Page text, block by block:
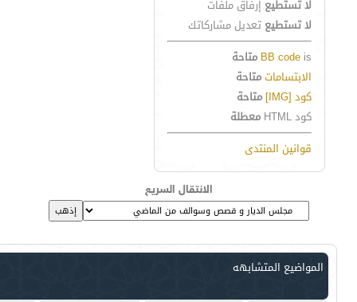
لا تستطيع إرفاق ملفات
لا تستطيع تعديل مشاركاتك
BB code is
متاحة
الابتساماتمتاحة
كود [IMG]
متاحة
كود HTML
معطلة
قوانين المنتدى
الانتقال السريع
المواضيع المتشابهه